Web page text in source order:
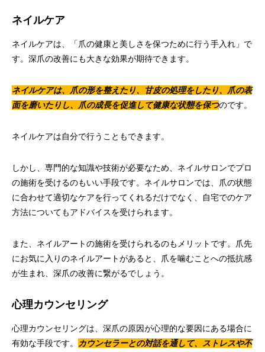
ネイルケア
ネイルケアは、「爪の健康と美しさを保つために行う手入れ」で
す。深爪の改善にも大きな効果が期待できます。
ネイルケアは、爪の形を整えたり、甘皮の処理をしたり、爪の表
面を磨いたりし、爪の成長を促進して健康な状態を保つのです。
ネイルケアは自分で行うこともできます。
しかし、専門的な知識や技術が必要なため、ネイルサロンでプロ
の施術を受けるのもいい手段です。ネイルサロンでは、爪の状態
に合わせて適切なケアを行ってくれるだけでなく、自宅でのケア
方法についてもアドバイスを受けられます。
また、ネイルアートの施術を受けられるのもメリットです。爪先
にお気に入りのネイルアートがあると、爪を噛むことへの抵抗感
が生まれ、深爪の改善に繋がるでしょう。
心理カウンセリング
心理カウンセリングは、深爪の原因が心理的な要因にある場合に
有効な手段です。
カウンセラーとの対話を通して、ストレスや不